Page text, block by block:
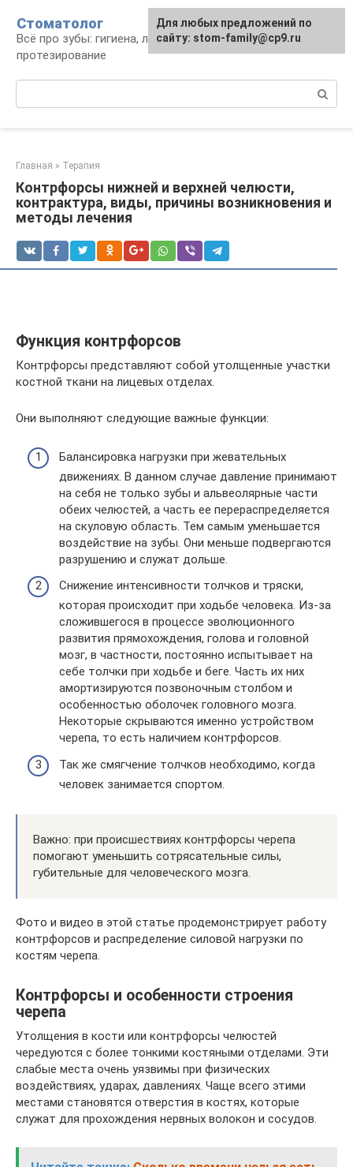
контенту
Стоматолог
Всё про зубы: гигиена, лечение,
протезирование
Главная » Терапия
Контрфорсы нижней и верхней челюсти,
контрактура, виды, причины возникновения и
методы лечения
Функция контрфорсов
Контрфорсы представляют собой утолщенные участки
костной ткани на лицевых отделах.
Они выполняют следующие важные функции:
Балансировка нагрузки при жевательных
движениях. В данном случае давление принимают
на себя не только зубы и альвеолярные части
обеих челюстей, а часть ее перераспределяется
на скуловую область. Тем самым уменьшается
воздействие на зубы. Они меньше подвергаются
разрушению и служат дольше.
Снижение интенсивности толчков и тряски,
которая происходит при ходьбе человека. Из-за
сложившегося в процессе эволюционного
развития прямохождения, голова и головной
мозг, в частности, постоянно испытывает на
себе толчки при ходьбе и беге. Часть их них
амортизируются позвоночным столбом и
особенностью оболочек головного мозга.
Некоторые скрываются именно устройством
черепа, то есть наличием контрфорсов.
Так же смягчение толчков необходимо, когда
человек занимается спортом.
Важно: при происшествиях контрфорсы черепа
помогают уменьшить сотрясательные силы,
губительные для человеческого мозга.
Фото и видео в этой статье продемонстрирует работу
контрфорсов и распределение силовой нагрузки по
костям черепа.
Контрфорсы и особенности строения
черепа
Утолщения в кости или контрфорсы челюстей
чередуются с более тонкими костяными отделами. Эти
слабые места очень уязвимы при физических
воздействиях, ударах, давлениях. Чаще всего этими
местами становятся отверстия в костях, которые
служат для прохождения нервных волокон и сосудов.
Для любых предложений по
сайту: stom-family@cp9.ru